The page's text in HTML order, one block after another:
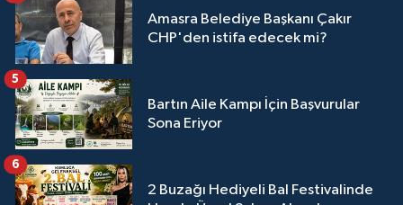
Amasra Belediye Başkanı Çakır
CHP'den istifa edecek mi?
Bartın Aile Kampı İçin Başvurular
Sona Eriyor
5
2 Buzağı Hediyeli Bal Festivalinde
6